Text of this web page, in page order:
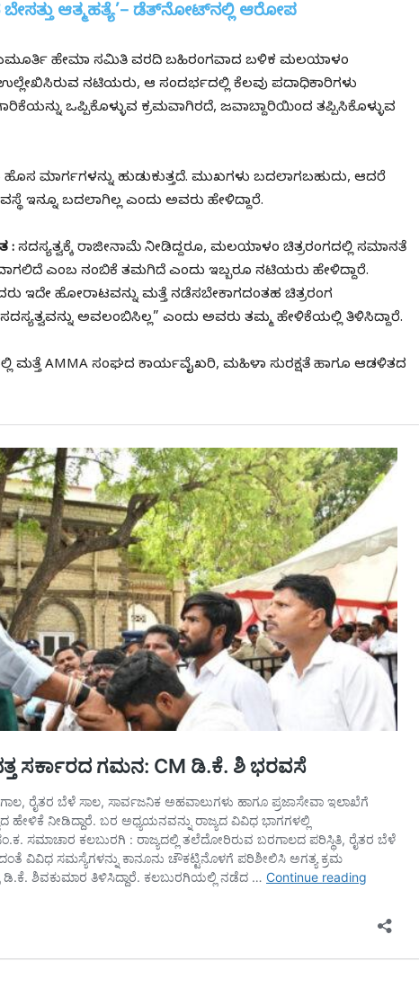
ಬೇಸತ್ತು ಆತ್ಮಹತ್ಯೆ’– ಡೆತ್‌ನೋಟ್‌ನಲ್ಲಿ ಆರೋಪ
ಹೇಮಾ ಸಮಿತಿ ವರದಿ ಬಹಿರಂಗವಾದ ಬಳಿಕ ಮಲಯಾಳಂ
ನಟಿಯರು, ಆ ಸಂದರ್ಭದಲ್ಲಿ ಕೆಲವು ಪದಾಧಿಕಾರಿಗಳು
ಒಪ್ಪಿಕೊಳ್ಳುವ ಕ್ರಮವಾಗಿರದೆ, ಜವಾಬ್ದಾರಿಯಿಂದ ತಪ್ಪಿಸಿಕೊಳ್ಳುವ
ಹೊಸ ಮಾರ್ಗಗಳನ್ನು ಹುಡುಕುತ್ತದೆ. ಮುಖಗಳು ಬದಲಾಗಬಹುದು, ಆದರೆ
ಇನ್ನೂ ಬದಲಾಗಿಲ್ಲ ಎಂದು ಅವರು ಹೇಳಿದ್ದಾರೆ.
: ಸದಸ್ಯತ್ವಕ್ಕೆ ರಾಜೀನಾಮೆ ನೀಡಿದ್ದರೂ, ಮಲಯಾಳಂ ಚಿತ್ರರಂಗದಲ್ಲಿ ಸಮಾನತೆ
ಎಂಬ ನಂಬಿಕೆ ತಮಗಿದೆ ಎಂದು ಇಬ್ಬರೂ ನಟಿಯರು ಹೇಳಿದ್ದಾರೆ.
ಇದೇ ಹೋರಾಟವನ್ನು ಮತ್ತೆ ನಡೆಸಬೇಕಾಗದಂತಹ ಚಿತ್ರರಂಗ
ಅವಲಂಬಿಸಿಲ್ಲ” ಎಂದು ಅವರು ತಮ್ಮ ಹೇಳಿಕೆಯಲ್ಲಿ ತಿಳಿಸಿದ್ದಾರೆ.
AMMA ಸಂಘದ ಕಾರ್ಯವೈಖರಿ, ಮಹಿಳಾ ಸುರಕ್ಷತೆ ಹಾಗೂ ಆಡಳಿತದ